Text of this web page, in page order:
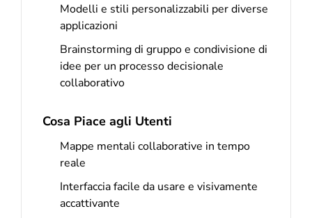
Modelli e stili personalizzabili per diverse
applicazioni
Brainstorming di gruppo e condivisione di
idee per un processo decisionale
collaborativo
Cosa Piace agli Utenti
Mappe mentali collaborative in tempo
reale
Interfaccia facile da usare e visivamente
accattivante